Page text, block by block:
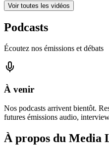
Voir toutes les vidéos
Podcasts
Écoutez nos émissions et débats
À venir
Nos podcasts arrivent bientôt.
futures émissions audio,
À propos du Media